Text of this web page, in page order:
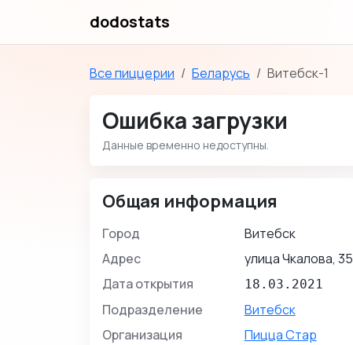
dodostats
Все пиццерии Беларусь Витебск-1
Ошибка загрузки
Данные временно недоступны.
Общая информация
Город
Витебск
Адрес
улица Чкалова, 35
Дата открытия
18.03.2021
Подразделение
Витебск
Организация
Пицца Стар